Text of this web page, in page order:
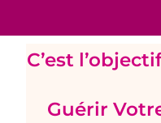
C’est
Guérir